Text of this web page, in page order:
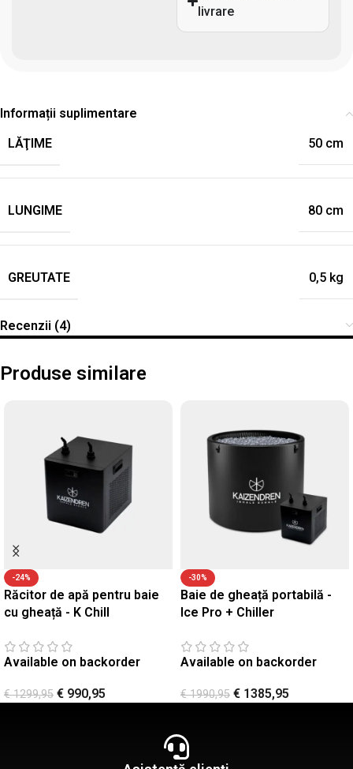
livrare
Informații suplimentare
LĂŢIME
50 cm
LUNGIME 80 cm
GREUTATE 0,5 kg
Recenzii (4)
Produse similare
-24%
Răcitor de apă pentru baie
cu gheață - K Chill
Available on backorder
€1299,95 € 990,95
-30%
Baie de gheață portabilă -
Ice Pro + Chiller
Available on backorder
€1990,95 € 1385,95